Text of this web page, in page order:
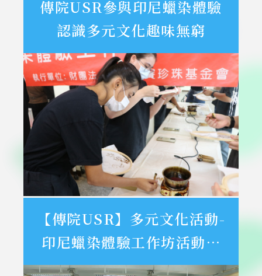
傳院USR參與印尼蠟染體驗
認識多元文化趣味無窮
【傳院USR】多元文化活動-
印尼蠟染體驗工作坊活動記
錄、訪談